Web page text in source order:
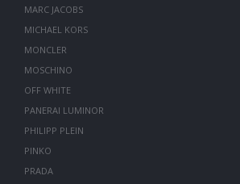
MARC JACOBS
MICHAEL KORS
MONCLER
MOSCHINO
OFF WHITE
PANERAI LUMINOR
PHILIPP PLEIN
PINKO
PRADA